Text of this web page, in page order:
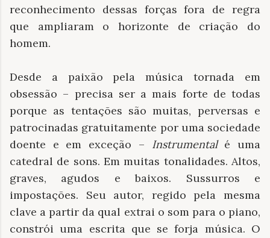
reconhecimento dessas forças fora de regra
que ampliaram o horizonte de criação do
homem.
Desde a paixão pela música tornada em
obsessão – precisa ser a mais forte de todas
porque as tentações são muitas, perversas e
patrocinadas gratuitamente por uma sociedade
doente e em exceção –
Instrumental é uma
catedral de sons. Em muitas tonalidades. Altos,
graves, agudos e baixos. Sussurros e
impostações. Seu autor, regido pela mesma
clave a partir da qual extrai o som para o piano,
constrói uma escrita que se forja música. O